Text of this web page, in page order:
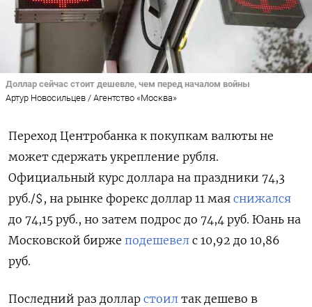
Доллар сейчас стоит дешевле, чем перед началом войны
Артур Новосильцев / Агентство «Москва»
Переход Центробанка к покупкам валюты не
может сдержать укрепление рубля.
Официальный курс доллара на праздники 74,3
руб./$, на рынке форекс доллар 11 мая снижался
до 74,15 руб., но затем подрос до 74,4 руб. Юань на
Московской бирже подешевел с 10,92 до 10,86
руб.
Последний раз доллар стоил так дешево в